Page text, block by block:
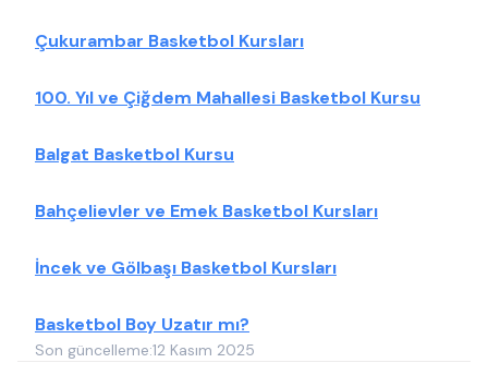
Çukurambar Basketbol Kursları
100. Yıl ve Çiğdem Mahallesi Basketbol Kursu
Balgat Basketbol Kursu
Bahçelievler ve Emek Basketbol Kursları
İncek ve Gölbaşı Basketbol Kursları
Basketbol Boy Uzatır mı?
Son güncelleme:12 Kasım 2025